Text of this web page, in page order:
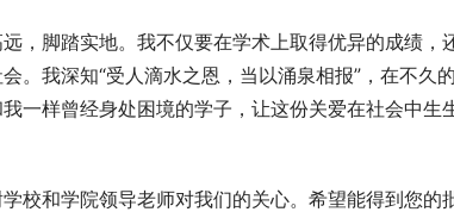
，脚踏实地。我不仅要在学术上取得优异的成绩，
。我深知“受人滴水之恩，当以涌泉相报”，在不久
一样曾经身处困境的学子，让这份关爱在社会中生
校和学院领导老师对我们的关心。希望能得到您的